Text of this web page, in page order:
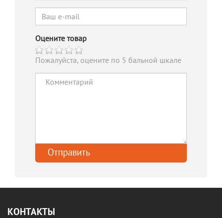
Оцените товар
Пожалуйста, оцените по 5 бальной шкале
КОНТАКТЫ